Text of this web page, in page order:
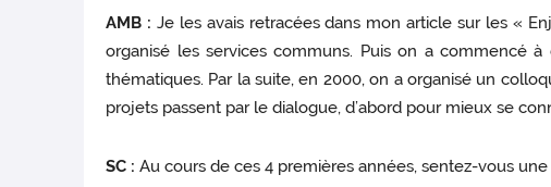
AMB : Je les avais retracées dans mon article sur les «
organisé les services communs. Puis on a commencé
thématiques. Par la suite, en 2000, on a organisé un
projets passent par le dialogue, d’abord pour mieux se
SC :Au cours de ces 4 premières années, sentez-vous